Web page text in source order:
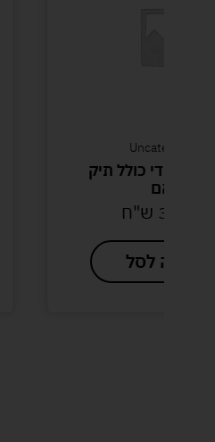
Uncategorized
טדי כולל תיק
תואם
320.00 ש"ח
הוספה לסל